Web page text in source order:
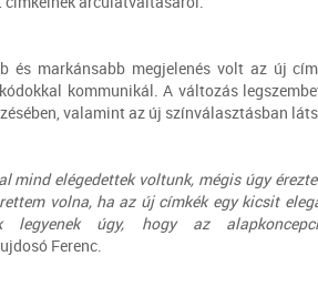
és markánsabb megjelenés volt az új
kommunikál. A változás
valamint az új színválasztásban
mind elégedettek voltunk, mégis úgy
volna, ha az új címkék egy kicsit
legyenek úgy, hogy az
Ferenc.